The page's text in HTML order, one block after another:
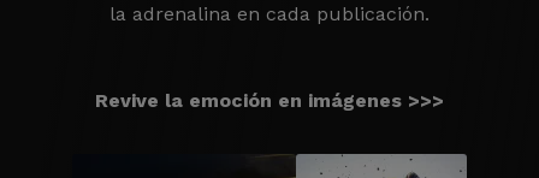
la adrenalina en cada publicación.
Revive la emoción en imágenes >>>